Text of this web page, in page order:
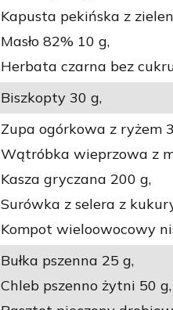
Kapusta pekińska z
Masło 82% 10 g,
Herbata czarna bez
Biszkopty 30 g,
Zupa ogórkowa z ryżem
Wątróbka wieprzowa z
Kasza gryczana 200 g,
Surówka z selera z
Kompot wieloowocowy
Bułka pszenna 25 g,
Chleb pszenno żytni 50 g,